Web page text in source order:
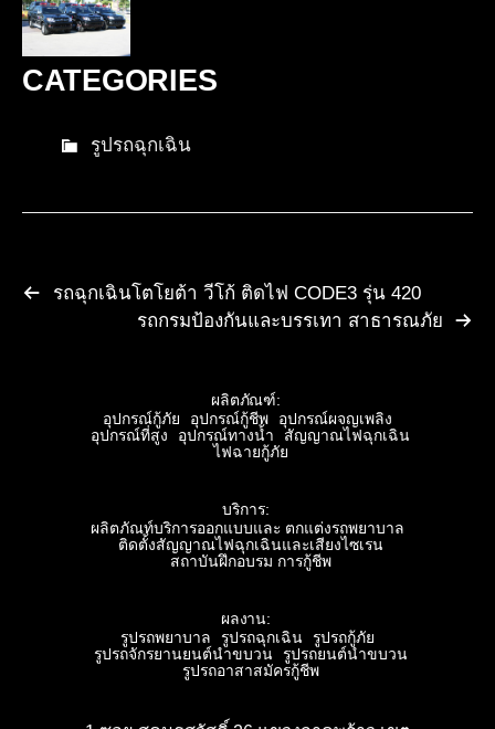
CATEGORIES
รูปรถฉุกเฉิน
รถฉุกเฉินโตโยต้า วีโก้ ติดไฟ CODE3 รุ่น 420
รถกรมป้องกันและบรรเทา สาธารณภัย
ผลิตภัณฑ์:
อุปกรณ์กู้ภัย
อุปกรณ์กู้ชีพ
อุปกรณ์ผจญเพลิง
อุปกรณ์ที่สูง
อุปกรณ์ทางน้ำ
สัญญาณไฟฉุกเฉิน
ไฟฉายกู้ภัย
บริการ:
ผลิตภัณท์บริการออกแบบและ ตกแต่งรถพยาบาล
ติดตั้งสัญญาณไฟฉุกเฉินและเสียงไซเรน
สถาบันฝึกอบรม การกู้ชีพ
ผลงาน:
รูปรถพยาบาล
รูปรถฉุกเฉิน
รูปรถกู้ภัย
รูปรถจักรยานยนต์นำขบวน
รูปรถยนต์นำขบวน
รูปรถอาสาสมัครกู้ชีพ